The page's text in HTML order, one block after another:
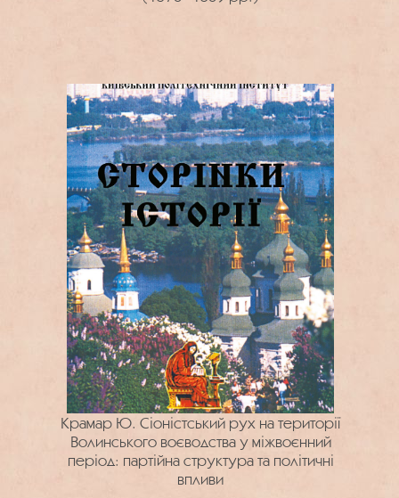
Крамар Ю. Сіоністський рух на території
Волинського воєводства у міжвоєнний
період: партійна структура та політичні
впливи